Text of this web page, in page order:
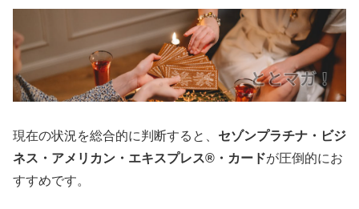
現在の状況を総合的に判断すると、 セゾンプラチナ・ビジ
ネス・アメリカン・エキスプレス®・カードが圧倒的にお
すすめです。